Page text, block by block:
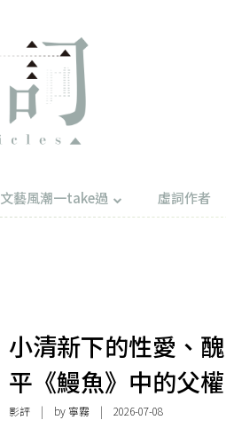
文藝風潮一take過 虛詞作者
小清新下的性愛、
平《鰻魚》中的父權
影評 | by 寧霧 | 2026-07-08